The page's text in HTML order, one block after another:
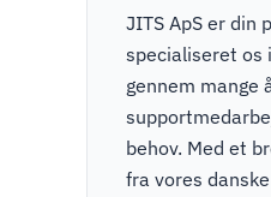
JITS ApS er din
specialiseret os
gennem mange
behov. Med et
fra vores